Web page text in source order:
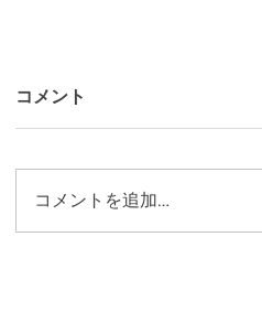
コメント
コメントを追加…